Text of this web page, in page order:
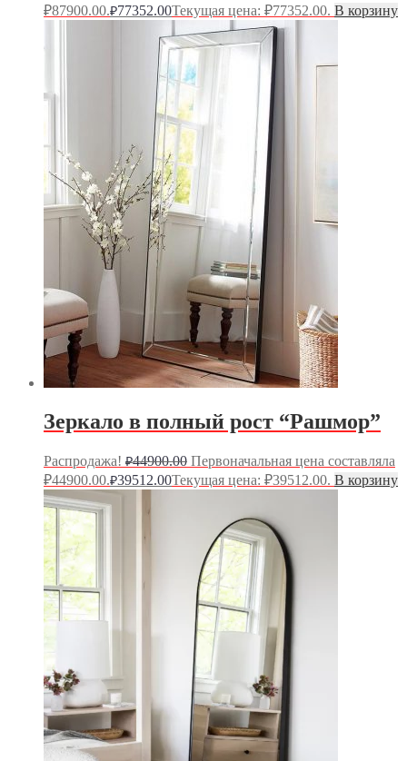
₽87900.00.₽77352.00Текущая цена: ₽77352.00. В корзину
Зеркало в полный рост “Рашмор”
Распродажа! ₽44900.00 Первоначальная цена составляла
₽44900.00.₽39512.00Текущая цена: ₽39512.00. В корзину